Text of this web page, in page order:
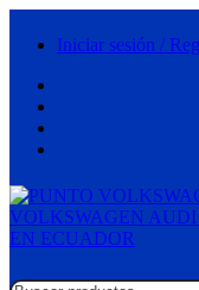
Iniciar sesión /